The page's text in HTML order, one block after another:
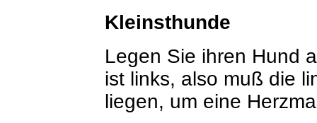
Kleinsthunde
Legen Sie ihren Hund
ist links, also muß die
liegen, um eine